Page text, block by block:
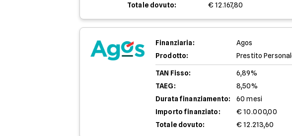
Totale dovuto:
€ 12.167,80
Finanziaria:
Agos
Prodotto:
Prestito
TAN Fisso:
6,89%
TAEG:
8,50%
Durata finanziamento:
60 mesi
Importo finanziato:
€ 10.000,00
Totale dovuto:
€ 12.213,60